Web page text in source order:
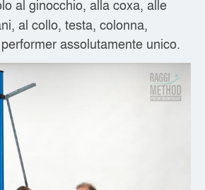
al ginocchio, alla coxa, alle
al collo, testa, colonna,
assolutamente unico.